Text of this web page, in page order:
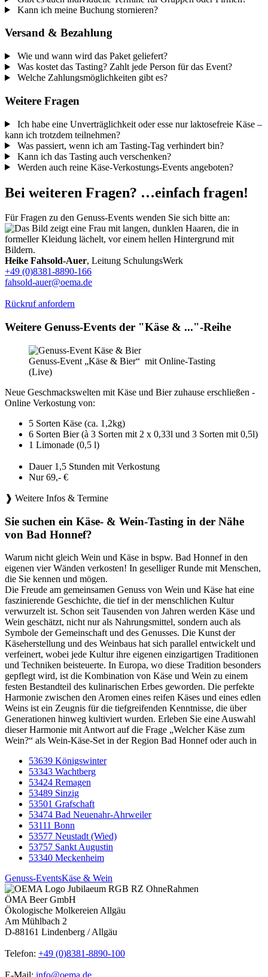
Kann ich meine Buchung stornieren?
Versand & Bezahlung
Wie und wann wird das Paket geliefert?
Was kostet das Tasting? Zahlt jede Person für das Event?
Welche Zahlungsmöglichkeiten gibt es?
Weitere Fragen
Ich habe eine Unverträglichkeit oder esse nur laktosefreie Käse –
kann ich trotzdem teilnehmen?
Was passiert, wenn ich am Tasting-Tag verhindert bin?
Kann ich das Tasting auch verschenken?
Werden auch reine Käse-Verkostungs-Events angeboten?
Bei weiteren Fragen? …einfach fragen!
Für Fragen zu den Genuss-Events wenden Sie sich bitte an:
Heike Fahsold-Auer, Leitung SchulungsWerk
+49 (0)8381-8890-166
fahsold-auer@oema.de
Rückruf anfordern
Weitere Genuss-Events der "Käse & ..."-Reihe
Genuss-Event „Käse & Bier“ mit Online-Tasting
(Live)
Neue Geschmackswelten mit Käse und Bier zuhause erschließen -
Online Verkostung von:
5 Sorten Käse (ca. 1,2kg)
6 Sorten Bier (à 3 Sorten mit 2 x 0,33l und 3 Sorten mit 0,5l)
1 Limonade (0,5 l)
Dauer 1,5 Stunden mit Verkostung
Nur 69,- €
❱ Weitere Infos & Termine
Sie suchen ein Käse- & Wein-Tasting in der Nähe
von Bad Honnef?
Warum nicht gleich Wein und Käse in bspw. Bad Honnef in den
eigenen vier Wänden verkosten! In geselliger Runde mit Menschen,
die Sie kennen und mögen.
Die Freude am gemeinsamen Genuss von Wein und Käse hat eine
faszinierende Geschichte, die tief in der menschlichen Kultur
verwurzelt ist. Schon seit Tausenden von Jahren werden Käse und
Wein geschätzt, nicht nur als Nahrungsmittel, sondern auch als
Symbole der Gemeinschaft und des Genusses. Die Kunst der
Käseherstellung und des Weinbaus hat sich parallel entwickelt und
verfeinert, wobei jede Kultur ihre eigenen einzigartigen Traditionen
und Techniken beisteuerte. In Europa, wo diese Tradition besonders
gepflegt wird, ist die Kombination von Käse und Wein zu einem
festen Bestandteil des kulinarischen Erbes geworden. Die perfekte
Harmonie zwischen den Aromen eines reifen Käses und eines edlen
Weins ist ein Zeugnis für die tiefgreifenden Kenntnisse, die über
Generationen hinweg kultiviert wurden. Erleben Sie eine Auswahl
dieser Harmonie mit Antwort auf die Frage „Welcher Käse zum
Wein?“ als Wein-Käse-Set in der Region Bad Honnef oder auch in
53639 Königswinter
53343 Wachtberg
53424 Remagen
53489 Sinzig
53501 Grafschaft
53474 Bad Neuenahr-Ahrweiler
53111 Bonn
53577 Neustadt (Wied)
53757 Sankt Augustin
53340 Meckenheim
Genuss-EventsKäse & Wein
ÖMA Beer GmbH
Ökologische Molkereien Allgäu
Am Mühlbach 2
D-88161 Lindenberg / Allgäu
Telefon: +49 (0)8381-8890-100